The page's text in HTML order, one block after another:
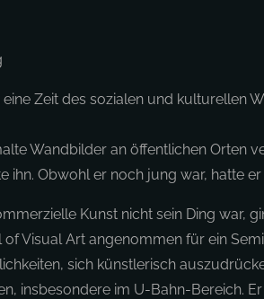
eine Zeit des sozialen und kulturellen
Wandbilder an öffentlichen Orten
ihn. Obwohl er noch jung war, hatte
Kunst nicht sein Ding war,
Visual Art angenommen für ein
sich künstlerisch
insbesondere im U-Bahn-Bereich.